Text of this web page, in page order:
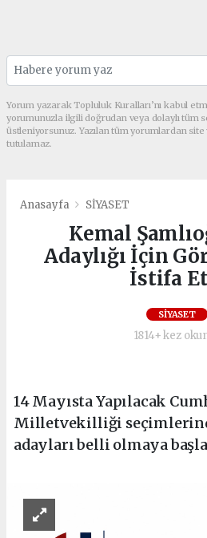
Yorum yazarak Topluluk Kuralları’nı kabul
yorumunuzla ilgili doğrudan veya dolaylı tüm
üstleniyorsunuz. Yazılan tüm yorumlardan
tutulamaz.
Anasayfa SİYASET
Kemal
Adaylığı İçin
İstifa
SİYASET
1814+ kez
14 Mayısta Yapılacak
Milletvekilliği
adayları belli olmaya